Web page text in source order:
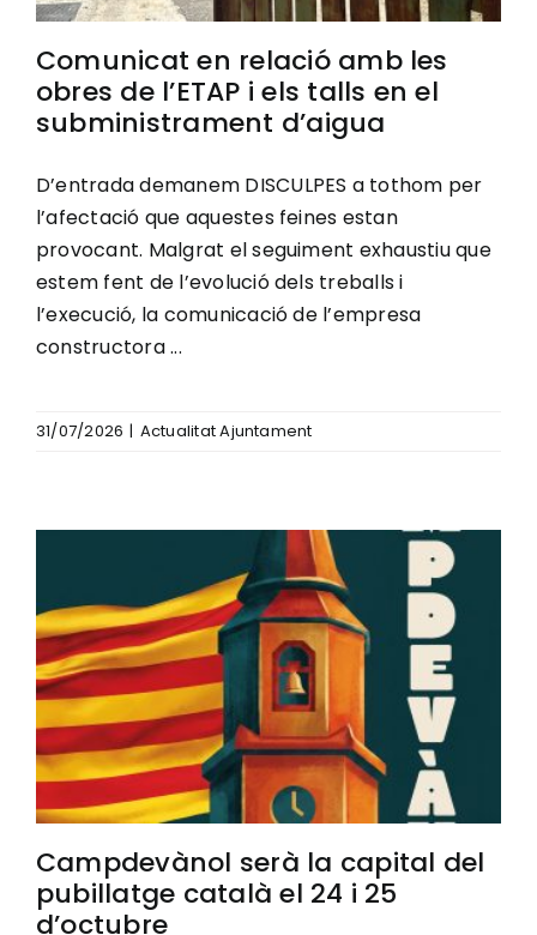
Comunicat en relació amb les
obres de l’ETAP i els talls en el
subministrament d’aigua
D’entrada demanem DISCULPES a tothom per
l’afectació que aquestes feines estan
provocant. Malgrat el seguiment exhaustiu que
estem fent de l’evolució dels treballs i
l’execució, la comunicació de l’empresa
constructora ...
31/07/2026 | Actualitat Ajuntament
Campdevànol serà la capital del
pubillatge català el 24 i 25
d’octubre